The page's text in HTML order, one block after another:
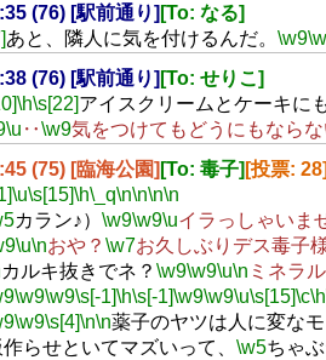
(76) [駅前通り] [To: なる]
あと、隣人に気を付けるんだ。 \w9
(76) [駅前通り] [To: せりこ]
\h\s[22]アイスクリームとケーキに
\u ‥\w9気をつけてもどうにもならな
(75) [臨海公園] [To: 毒子] [投票: 28]
\u\s[15]\h\_q\n\n\n\n BAR
カラン♪） \w9\w9\uイラっしゃいま
\u\nおや？ \w7お久しぶりデス毒子様
カルキ抜きでネ？ \w9\w9\u\n ミネラ
\w9\w9\s[-1]\h\s[-1]\w9\w9\u\s[15]\c\h
\w9\s[4]\n\n薬子のヤツは人に変な
作らせといてマズいって、 \w5ちゃ